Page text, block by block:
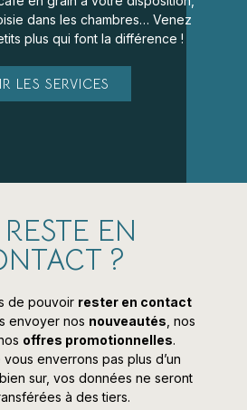
dans les chambres… Venez
plus qui font la différence !
LES SERVICES
EN
?
de pouvoir rester en contact
envoyer nos nouveautés , nos
offres promotionnelles.
vous enverrons pas plus d’un
sur, vos données ne seront
à des tiers.